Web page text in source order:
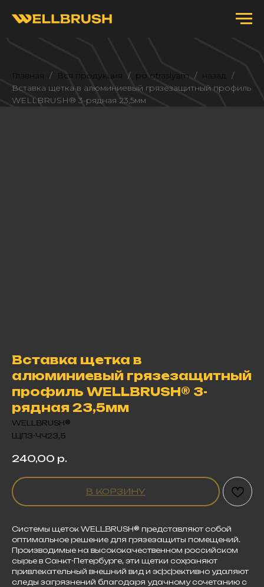
Главная Вся продукция po otraslyam
назад
Вставка щетка в алюминиевый грязезащитный профиль
WELLBRUSH® 3-рядная 23,5мм
Вставка щетка в
алюминиевый грязезащитный
профиль WELLBRUSH® 3-
рядная 23,5мм
WELLBRUSH®
ЩП3-ЧЧ23,5
240,00 р.
В КОРЗИНУ
Системы щеток WELLBRUSH® представляют собой
оптимальное решение для грязезащиты помещений.
Производимые на высококачественном российском
сырье в Санкт-Петербурге, эти щетки сохраняют
привлекательный внешний вид и эффективно удаляют
следы загрязнений благодаря удачному сочетанию с